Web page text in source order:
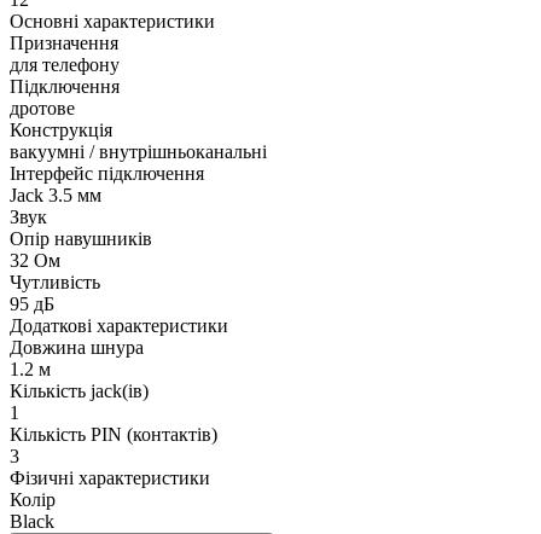
Основні характеристики
Призначення
для телефону
Підключення
дротове
Конструкція
вакуумні / внутрішньоканальні
Інтерфейс підключення
Jack 3.5 мм
Звук
Опір навушників
32 Ом
Чутливість
95 дБ
Додаткові характеристики
Довжина шнура
1.2 м
Кількість jack(ів)
1
Кількість PIN (контактів)
3
Фізичні характеристики
Колір
Black